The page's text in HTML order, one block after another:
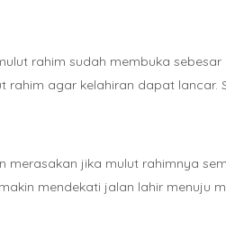
rahim sudah membuka
rahim agar kelahiran dapat
merasakan jika mulut rahimnya
mendekati jalan lahir menuju